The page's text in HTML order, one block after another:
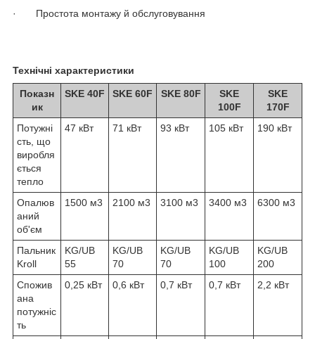
· Простота монтажу й обслуговування
Технічні характеристики
Показн
ик
SKE 40F SKE 60F SKE 80F
SKE
100F
SKE
170F
Потужні
сть, що
виробля
ється
тепло
47 кВт 71 кВт 93 кВт 105 кВт 190 кВт
Опалюв
аний
об'єм
1500 м3 2100 м3 3100 м3 3400 м3 6300 м3
Пальник
Kroll
KG/UB
55
KG/UB
70
KG/UB
70
KG/UB
100
KG/UB
200
Спожив
ана
потужніс
ть
0,25 кВт 0,6 кВт 0,7 кВт 0,7 кВт 2,2 кВт